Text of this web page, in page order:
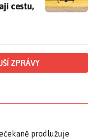
cestu,
ZPRÁVY
prodlužuje